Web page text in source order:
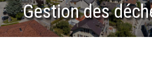
Gestion des